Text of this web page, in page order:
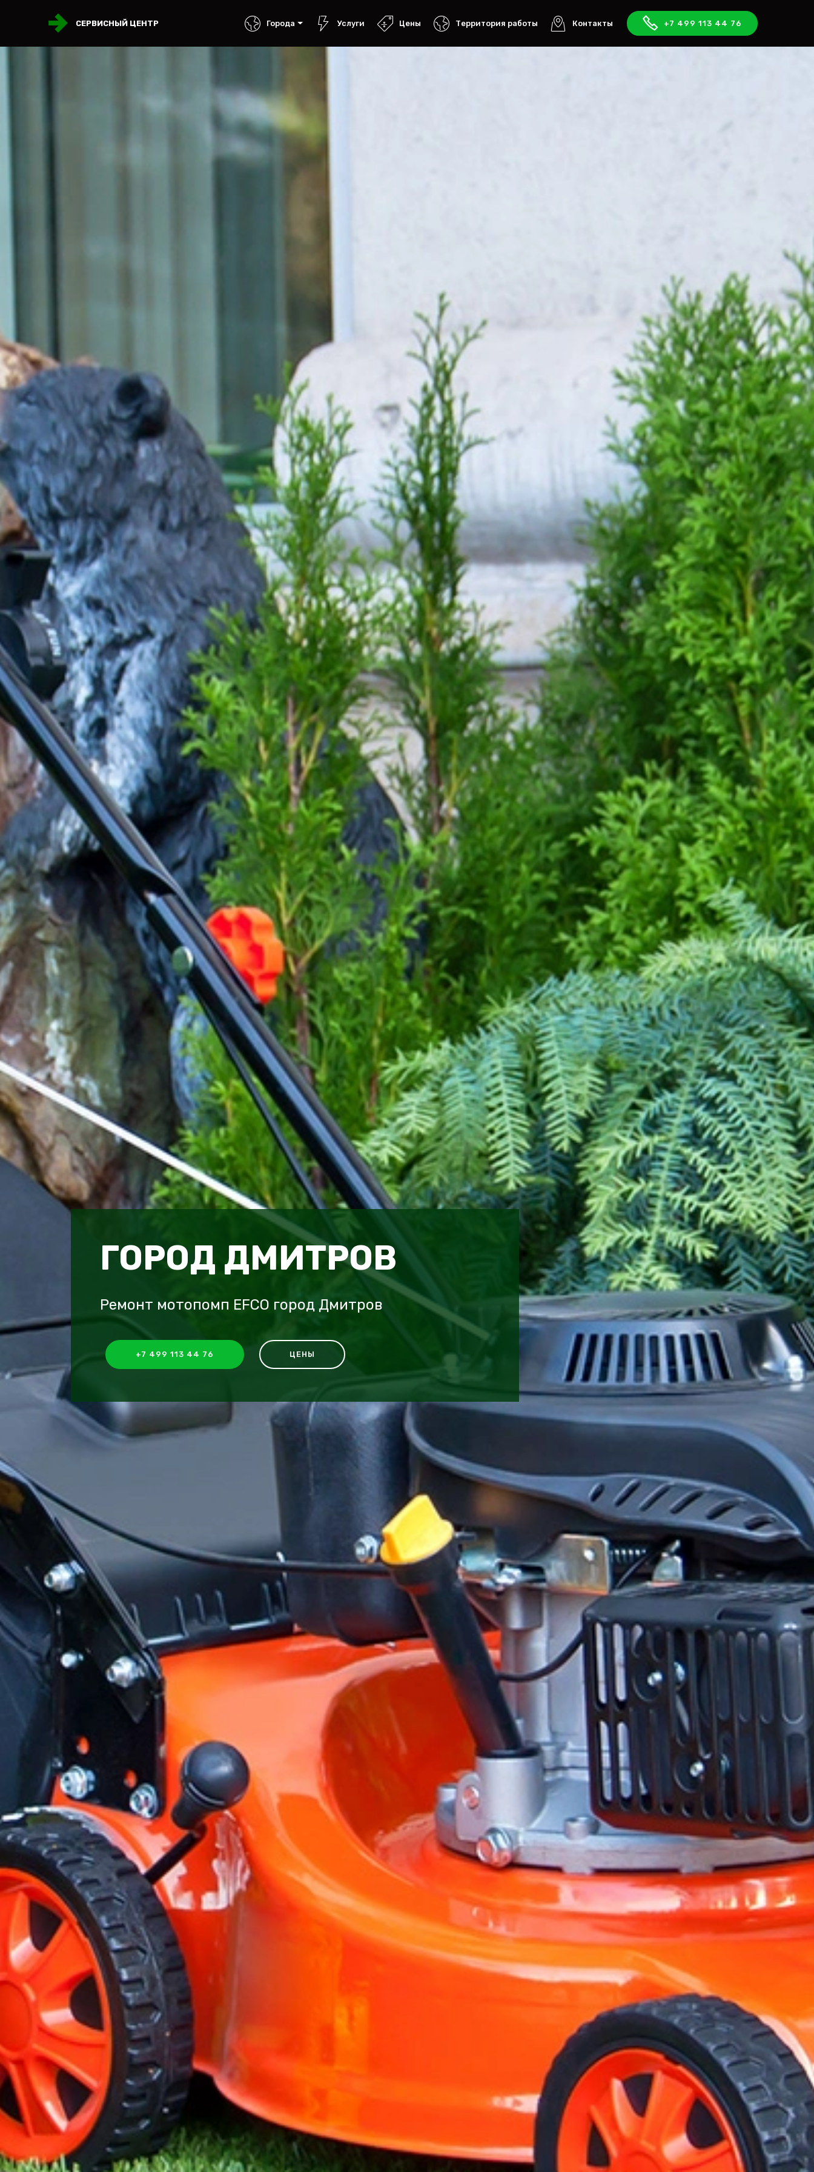
СЕРВИСНЫЙ ЦЕНТР Города Услуги Цены Территория работы Контакты +7 499 113 44 76
ГОРОД ДМИТРОВ
Ремонт мотопомп EFCO город Дмитров
+7 499 113 44 76 ЦЕНЫ